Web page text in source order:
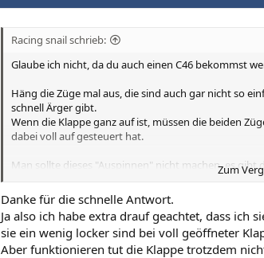
Racing snail schrieb:
Glaube ich nicht, da du auch einen C46 bekommst
Häng die Züge mal aus, die sind auch gar nicht so
schnell Ärger gibt.
Wenn die Klappe ganz auf ist, müssen die beiden
dabei voll auf gesteuert hat.
Man sollte dieses "Auspinnen" nicht machen, es gibt
Es werden dadurch wahrscheinlich noch weitere
was sehr unangenehm bei einer Fehlersuche werden
Zum
Danke für die schnelle Antwort.
Ja also ich habe extra drauf geachtet, dass ich
sie ein wenig locker sind bei voll geöffneter
Aber funktionieren tut die Klappe trotzdem